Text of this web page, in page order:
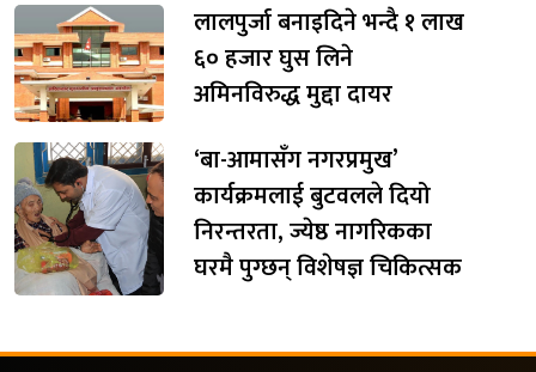
लालपुर्जा बनाइदिने भन्दै १ लाख
६० हजार घुस लिने
अमिनविरुद्ध मुद्दा दायर
‘बा-आमासँग नगरप्रमुख’
कार्यक्रमलाई बुटवलले दियो
निरन्तरता, ज्येष्ठ नागरिकका
घरमै पुग्छन् विशेषज्ञ चिकित्सक